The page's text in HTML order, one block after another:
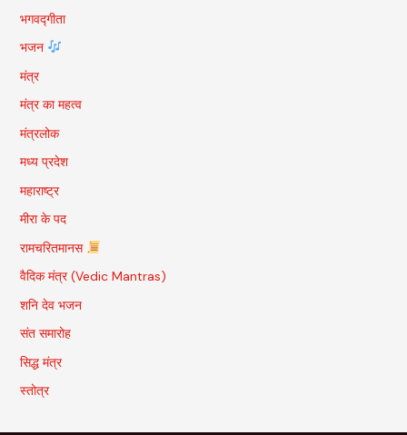
भगवद्गीता
भजन
मंत्र
मंत्र का महत्व
मंत्रलोक
मध्य प्रदेश
महाराष्ट्र
मीरा के पद
रामचरितमानस
वैदिक मंत्र (Vedic Mantras)
शनि देव भजन
संत समारोह
सिद्ध मंत्र
स्तोत्र